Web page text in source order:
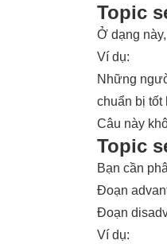
Topic
Ở dạng
Ví dụ:
Những
chuẩn bị tốt
Câu này
Topic
Bạn cần
Đoạn
Đoạn
Ví dụ: